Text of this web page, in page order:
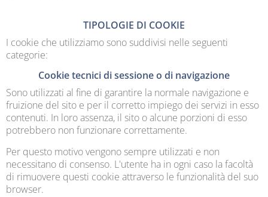
TIPOLOGIE DI COOKIE
I cookie che utilizziamo sono suddivisi nelle seguenti
categorie:
Cookie tecnici di sessione o di navigazione
Sono utilizzati al fine di garantire la normale navigazione e
fruizione del sito e per il corretto impiego dei servizi in esso
contenuti. In loro assenza, il sito o alcune porzioni di esso
potrebbero non funzionare correttamente.
Per questo motivo vengono sempre utilizzati e non
necessitano di consenso. L'utente ha in ogni caso la facoltà
di rimuovere questi cookie attraverso le funzionalità del suo
browser.